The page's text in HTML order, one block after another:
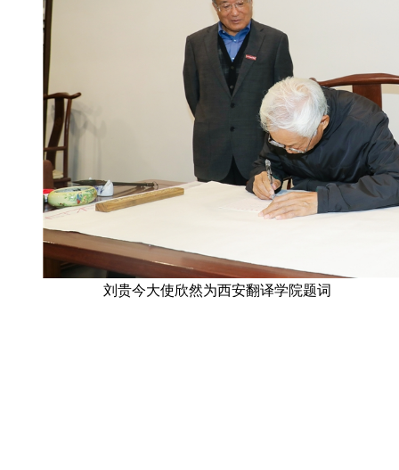
刘贵今大使欣然为西安翻译学院题词